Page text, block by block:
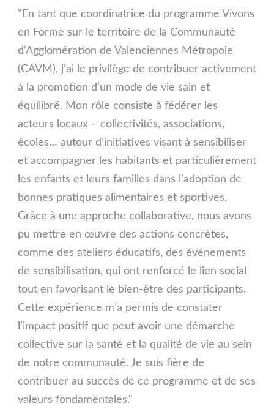
"En tant que coordinatrice du programme Vivons
en Forme sur le territoire de la Communauté
d’Agglomération de Valenciennes Métropole
(CAVM), j’ai le privilège de contribuer activement
à la promotion d’un mode de vie sain et
équilibré. Mon rôle consiste à fédérer les
acteurs locaux – collectivités, associations,
écoles… autour d’initiatives visant à sensibiliser
et accompagner les habitants et particulièrement
les enfants et leurs familles dans l’adoption de
bonnes pratiques alimentaires et sportives.
Grâce à une approche collaborative, nous avons
pu mettre en œuvre des actions concrètes,
comme des ateliers éducatifs, des événements
de sensibilisation, qui ont renforcé le lien social
tout en favorisant le bien-être des participants.
Cette expérience m’a permis de constater
l’impact positif que peut avoir une démarche
collective sur la santé et la qualité de vie au sein
de notre communauté. Je suis fière de
contribuer au succès de ce programme et de ses
valeurs fondamentales."